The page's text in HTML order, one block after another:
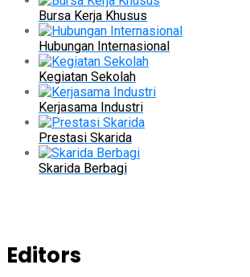
Bursa Kerja Khusus
Hubungan Internasional
Kegiatan Sekolah
Kerjasama Industri
Prestasi Skarida
Skarida Berbagi
Editors